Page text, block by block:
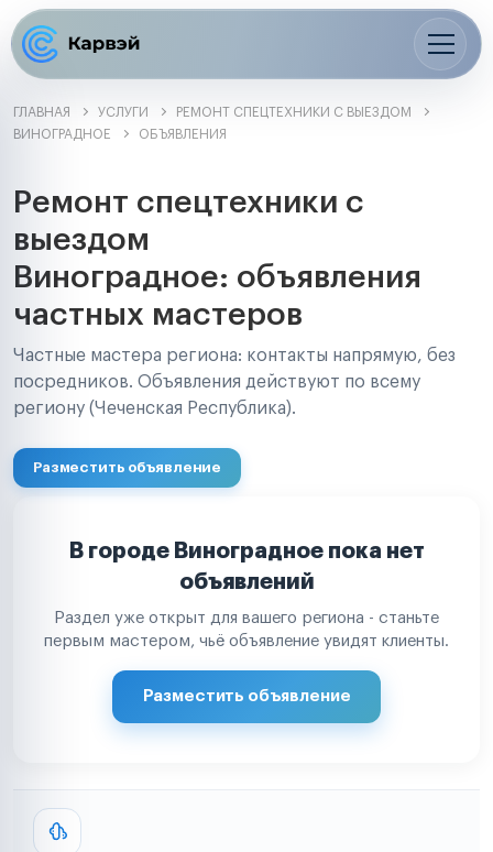
ГЛАВНАЯ УСЛУГИ
РЕМОНТ СПЕЦТЕХНИКИ С ВЫЕЗДОМ
ВИНОГРАДНОЕ
ОБЪЯВЛЕНИЯ
Ремонт спецтехники с
выездом
Виноградное: объявления
частных мастеров
Частные мастера региона: контакты напрямую, без
посредников. Объявления действуют по всему
региону (Чеченская Республика).
Разместить объявление
В городе Виноградное пока нет
объявлений
Раздел уже открыт для вашего региона - станьте
первым мастером, чьё объявление увидят клиенты.
Разместить объявление